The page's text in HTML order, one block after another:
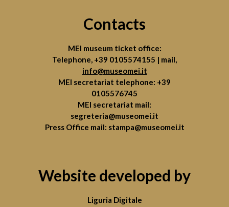
Contacts
MEI museum ticket office:
Telephone, +39 0105574155 | mail,
info@museomei.it
MEI secretariat telephone: +39
0105576745
MEI secretariat mail:
segreteria@museomei.it
Press Office mail: stampa@museomei.it
Website developed by
Liguria Digitale